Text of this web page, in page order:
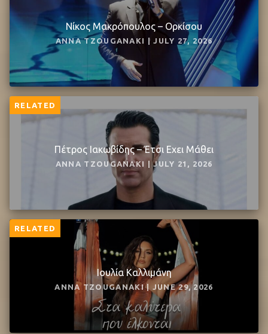
Νίκος Μακρόπουλος – Ορκίσου
ANNA TZOUGANAKI | JULY 27, 2026
RELATED
Πέτρος Ιακωβίδης – Έτσι Εχει Μάθει
ANNA TZOUGANAKI | JULY 21, 2026
RELATED
Ιουλία Καλλιμάνη
ANNA TZOUGANAKI | JUNE 29, 2026